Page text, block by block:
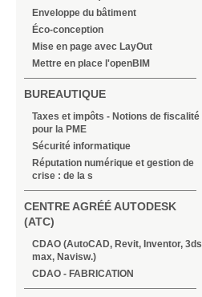
Enveloppe du bâtiment
Éco-conception
Mise en page avec LayOut
Mettre en place l'openBIM
BUREAUTIQUE
Taxes et impôts - Notions de fiscalité
pour la PME
Sécurité informatique
Réputation numérique et gestion de
crise : de la s
CENTRE AGRÉÉ AUTODESK
(ATC)
CDAO (AutoCAD, Revit, Inventor, 3ds
max, Navisw.)
CDAO - FABRICATION